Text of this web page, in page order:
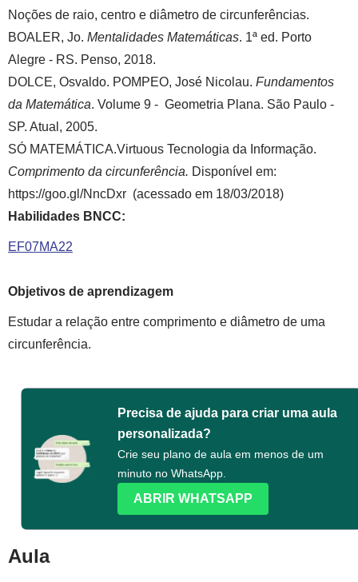
Noções de raio, centro e diâmetro de circunferências.
BOALER, Jo. Mentalidades Matemáticas. 1ª ed. Porto
Alegre - RS. Penso, 2018.
DOLCE, Osvaldo. POMPEO, José Nicolau. Fundamentos
da Matemática. Volume 9 - Geometria Plana. São Paulo -
SP. Atual, 2005.
SÓ MATEMÁTICA.Virtuous Tecnologia da Informação.
Comprimento da circunferência. Disponível em:
https://goo.gl/NncDxr (acessado em 18/03/2018)
Habilidades BNCC:
EF07MA22
Objetivos de aprendizagem
Estudar a relação entre comprimento e diâmetro de uma
circunferência.
Precisa de ajuda para criar uma aula
personalizada?
Crie seu plano de aula em menos de um
minuto no WhatsApp.
ABRIR WHATSAPP
Aula